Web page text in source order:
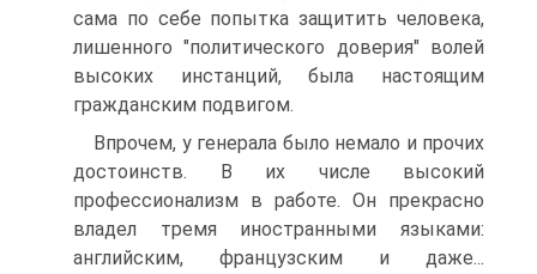
сама по себе попытка защитить человека,
лишенного "политического доверия" волей
высоких инстанций, была настоящим
гражданским подвигом.
Впрочем, у генерала было немало и прочих
достоинств. В их числе высокий
профессионализм в работе. Он прекрасно
владел тремя иностранными языками:
английским, французским и даже...